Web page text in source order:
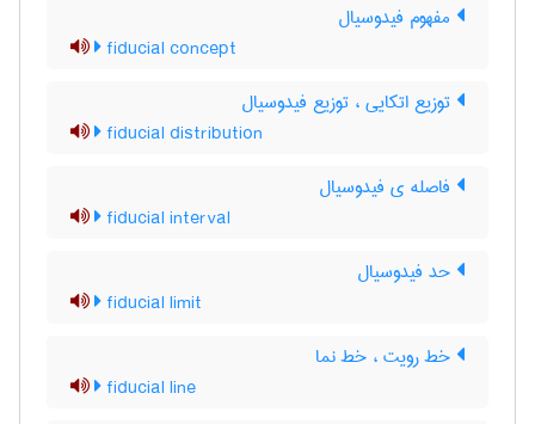
مفهوم فیدوسیال
fiducial concept
توزیع اتکایی ، توزیع فیدوسیال
fiducial distribution
فاصله ی فیدوسیال
fiducial interval
حد فیدوسیال
fiducial limit
خط رویت ، خط نما
fiducial line